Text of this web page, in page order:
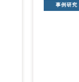
事例研究